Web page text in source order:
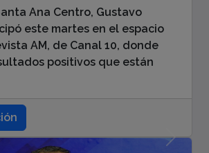
Ana Centro, Gustavo
este martes en el espacio
AM, de Canal 10, donde
positivos que están